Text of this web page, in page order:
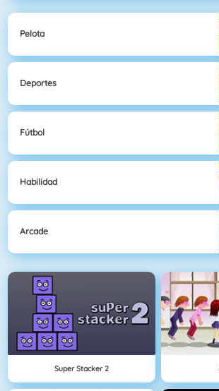
Pelota
Deportes
Fútbol
Habilidad
Arcade
Super Stacker 2